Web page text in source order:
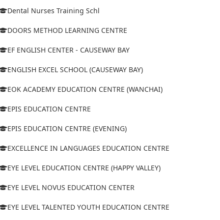
Dental Nurses Training Schl
DOORS METHOD LEARNING CENTRE
EF ENGLISH CENTER - CAUSEWAY BAY
ENGLISH EXCEL SCHOOL (CAUSEWAY BAY)
EOK ACADEMY EDUCATION CENTRE (WANCHAI)
EPIS EDUCATION CENTRE
EPIS EDUCATION CENTRE (EVENING)
EXCELLENCE IN LANGUAGES EDUCATION CENTRE
EYE LEVEL EDUCATION CENTRE (HAPPY VALLEY)
EYE LEVEL NOVUS EDUCATION CENTER
EYE LEVEL TALENTED YOUTH EDUCATION CENTRE